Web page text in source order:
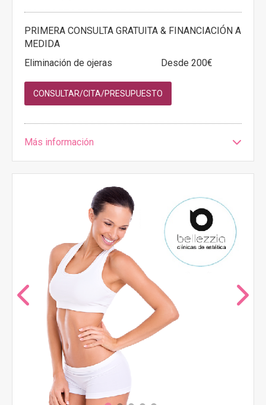
PRIMERA CONSULTA GRATUITA & FINANCIACIÓN A
MEDIDA
Eliminación de ojeras
Desde 200€
CONSULTAR/CITA/PRESUPUESTO
Más información